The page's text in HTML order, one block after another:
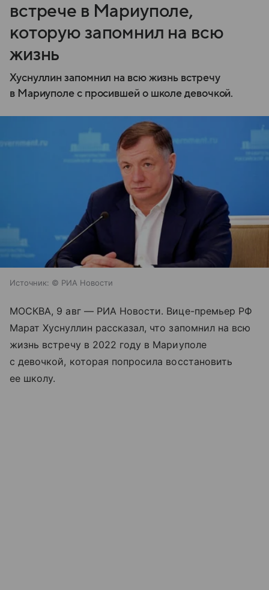
встрече в Мариуполе,
которую запомнил на всю
жизнь
Хуснуллин запомнил на всю жизнь встречу
в Мариуполе с просившей о школе девочкой.
Источник: © РИА Новости
МОСКВА, 9 авг — РИА Новости. Вице-премьер РФ
Марат Хуснуллин рассказал, что запомнил на всю
жизнь встречу в 2022 году в Мариуполе
с девочкой, которая попросила восстановить
ее школу.